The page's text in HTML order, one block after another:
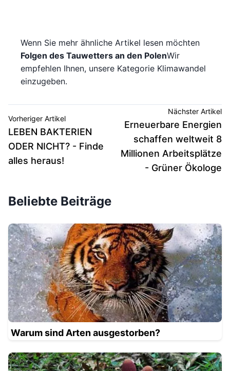
Wenn Sie mehr ähnliche Artikel lesen möchten
Folgen des Tauwetters an den PolenWir
empfehlen Ihnen, unsere Kategorie Klimawandel
einzugeben.
Vorheriger Artikel
LEBEN BAKTERIEN
ODER NICHT? - Finde
alles heraus!
Nächster Artikel
Erneuerbare Energien
schaffen weltweit 8
Millionen Arbeitsplätze
- Grüner Ökologe
Beliebte Beiträge
Warum sind Arten ausgestorben?